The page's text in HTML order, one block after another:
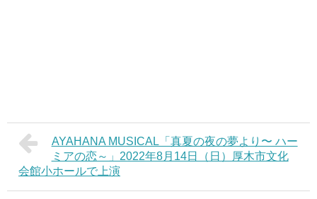
AYAHANA MUSICAL「真夏の夜の夢より〜 ハー
ミアの恋～」2022年8月14日（日）厚木市文化
会館小ホールで上演